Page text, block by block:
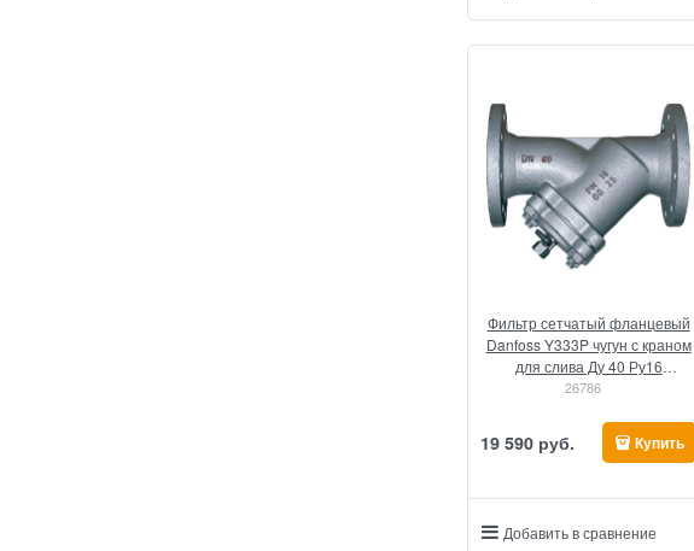
Фильтр сетчатый фланцевый
Danfoss Y333P чугун с краном
для слива Ду 40 Ру16
(149B3280)
26786
19 590 руб. Купить
Добавить в сравнение